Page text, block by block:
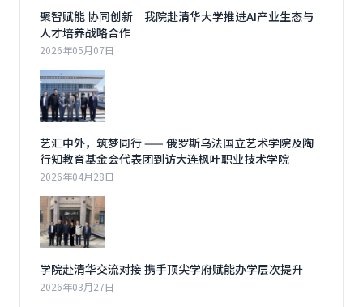
聚智赋能 协同创新｜我院赴清华大学推进AI产业生态与
人才培养战略合作
2026年05月07日
艺汇中外，筑梦同行 —— 俄罗斯乌法国立艺术学院及陶
行知教育基金会代表团到访大连枫叶职业技术学院
2026年04月28日
学院赴清华交流对接 携手顶尖学府赋能办学层次提升
2026年03月27日